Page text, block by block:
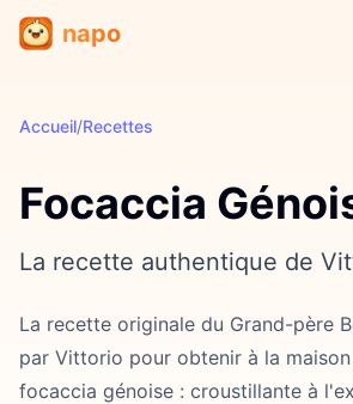
napo
Accueil/Recettes
Focaccia
La recette authentique de
La recette originale du Grand-père
par Vittorio pour obtenir à la
focaccia génoise : croustillante à